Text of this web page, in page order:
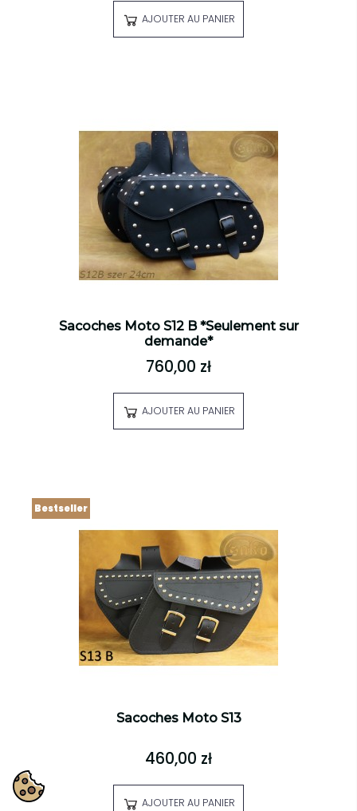
AJOUTER AU PANIER
Sacoches Moto S12 B *Seulement sur
demande*
760,00 zł
AJOUTER AU PANIER
Sacoches Moto S13
460,00 zł
AJOUTER AU PANIER
Bestseller